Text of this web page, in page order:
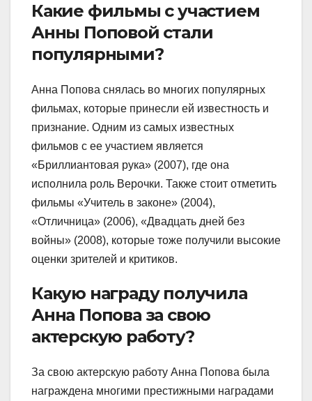
Какие фильмы с участием
Анны Поповой стали
популярными?
Анна Попова снялась во многих популярных
фильмах, которые принесли ей известность и
признание. Одним из самых известных
фильмов с ее участием является
«Бриллиантовая рука» (2007), где она
исполнила роль Верочки. Также стоит отметить
фильмы «Учитель в законе» (2004),
«Отличница» (2006), «Двадцать дней без
войны» (2008), которые тоже получили высокие
оценки зрителей и критиков.
Какую награду получила
Анна Попова за свою
актерскую работу?
За свою актерскую работу Анна Попова была
награждена многими престижными наградами